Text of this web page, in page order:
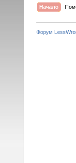
Начало
Форум